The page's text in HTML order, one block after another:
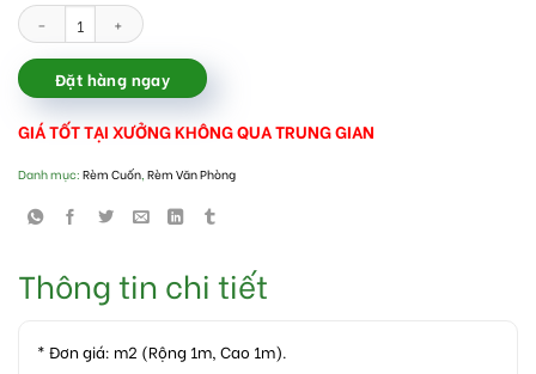
Rèm cuốn văn phòng giá rẻ Hà Nội số lượng
Đặt hàng ngay
GIÁ TỐT TẠI XƯỞNG KHÔNG QUA TRUNG GIAN
Danh mục: Rèm Cuốn Rèm Văn Phòng
Thông tin chi tiết
* Đơn giá: m2 (Rộng 1m, Cao 1m).